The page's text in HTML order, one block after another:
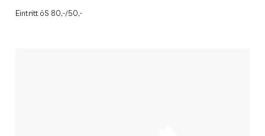
Eintritt öS 80,-/50,-